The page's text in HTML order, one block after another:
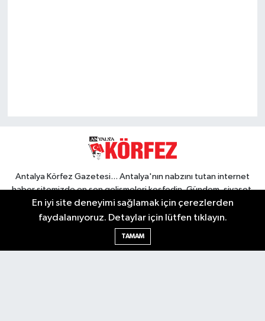
Antalya Körfez Gazetesi... Antalya'nın nabzını tutan internet
haber sitemizde en son gelişmeleri keşfedin. Gündem, siyaset,
ekonomi, tarım, yerel spor, kültür, etkinlikler ve daha fazlasından
haberdar olun. Hemen tıklayın ve Antalya'nın nabzını elinizde
tutun.
En iyi site deneyimi sağlamak için çerezlerden
faydalanıyoruz. Detaylar için lütfen tıklayın.
TAMAM